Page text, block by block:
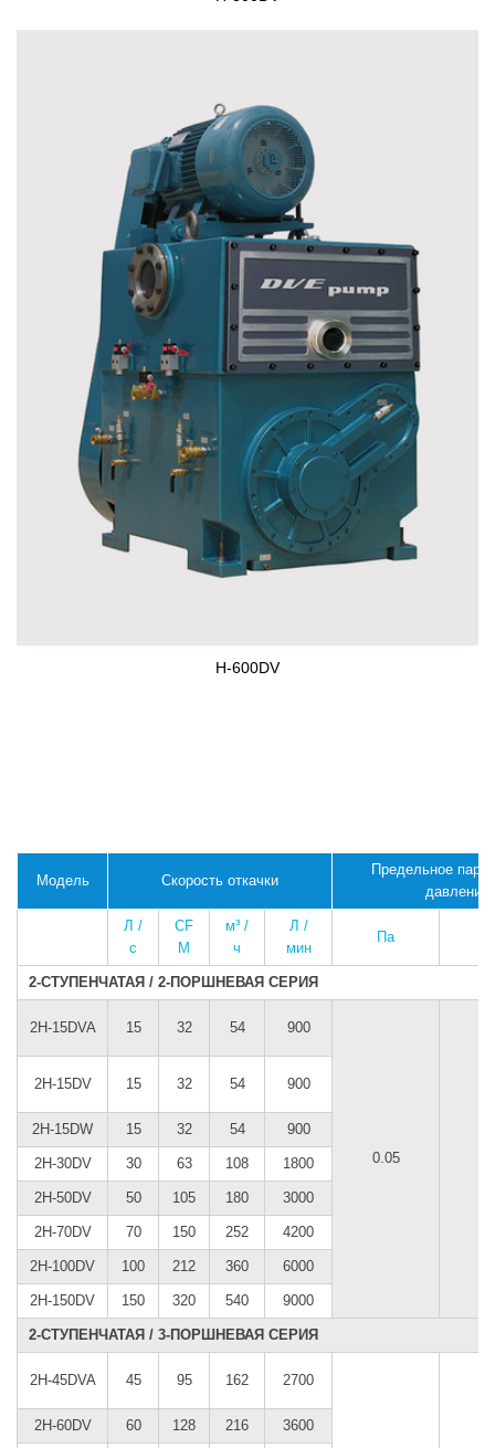
H-600DV
Модель Скорость откачки
Предельное
давление
Л /
с
CF
M
м³ /
ч
Л /
мин
Па
2-СТУПЕНЧАТАЯ / 2-ПОРШНЕВАЯ СЕРИЯ
2H-15DVA 15 32 54 900
0.05
2H-15DV 15 32 54 900
2H-15DW 15 32 54 900
2Н-30DV 30 63 108 1800
2H-50DV 50 105 180 3000
2Н-70DV 70 150 252 4200
2H-100DV 100 212 360 6000
2Н-150DV 150 320 540 9000
2-СТУПЕНЧАТАЯ / 3-ПОРШНЕВАЯ СЕРИЯ
2H-45DVA 45 95 162 2700
2H-60DV 60 128 216 3600